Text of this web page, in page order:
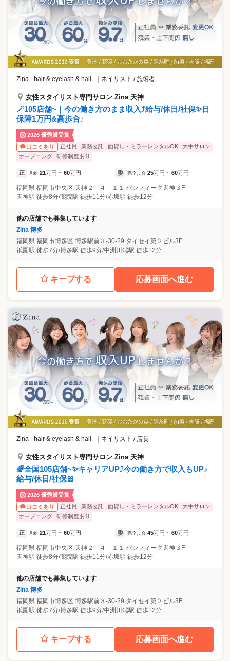
Zina –hair & eyelash & nail– ｜ ネイリスト / 施術者
女性スタイリスト専門サロン Zina 天神
🪄105店舗~｜今の働き方のまま収入⤴️給与/休日/社保✨日
保障1万円&高歩合♪
2026 優秀賞受賞
口コミあり
正社員 業務委託 面貸し・ミラーレンタルOK
大手サロン
オープニング
研修制度あり
正 月給 21万円 ~ 60万円 委 完全歩合 25万円 ~ 60万円
福岡県 福岡市中央区 天神２－４－１１ パシフィーク天神３F
天神駅 徒歩8分/薬院駅 徒歩11分/赤坂駅 徒歩12分
他の店舗でも募集しています
Zina 博多
福岡県 福岡市博多区 博多駅前３-30-29 タイセイ第２ビル3F
祇園駅 徒歩7分/博多駅 徒歩9分/中洲川端駅 徒歩12分
キープする 応募画面へ進む
Zina –hair & eyelash & nail– ｜ ネイリスト / 店長
女性スタイリスト専門サロン Zina 天神
🌈全国105店舗~✨キャリアUP⤴️今の働き方で収入もUP♪
給与/休日/社保🎀
2026 優秀賞受賞
口コミあり
正社員 業務委託 面貸し・ミラーレンタルOK
大手サロン
オープニング
研修制度あり
正 月給 21万円 ~ 60万円 委 完全歩合 45万円 ~ 60万円
福岡県 福岡市中央区 天神２－４－１１ パシフィーク天神３F
天神駅 徒歩8分/薬院駅 徒歩11分/赤坂駅 徒歩12分
他の店舗でも募集しています
Zina 博多
福岡県 福岡市博多区 博多駅前３-30-29 タイセイ第２ビル3F
祇園駅 徒歩7分/博多駅 徒歩9分/中洲川端駅 徒歩12分
キープする 応募画面へ進む